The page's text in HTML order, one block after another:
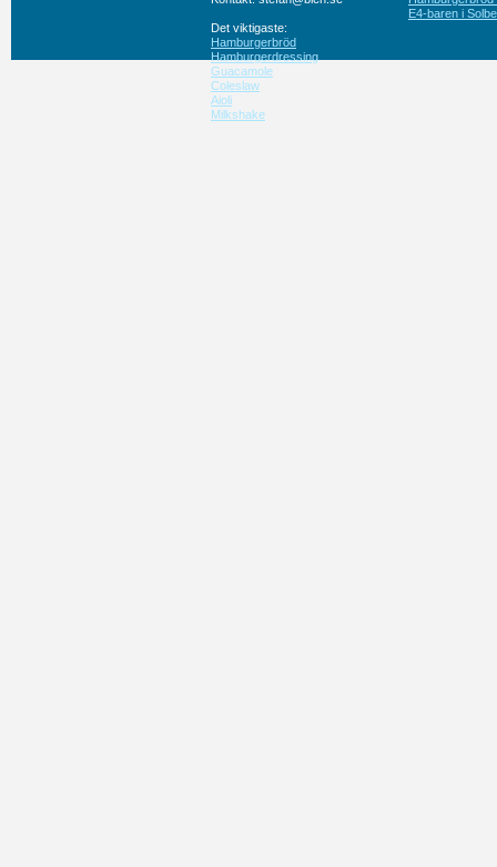
E4-baren i
Det viktigaste:
Hamburgerbröd
Hamburgerdressing
Guacamole
Coleslaw
Aioli
Milkshake